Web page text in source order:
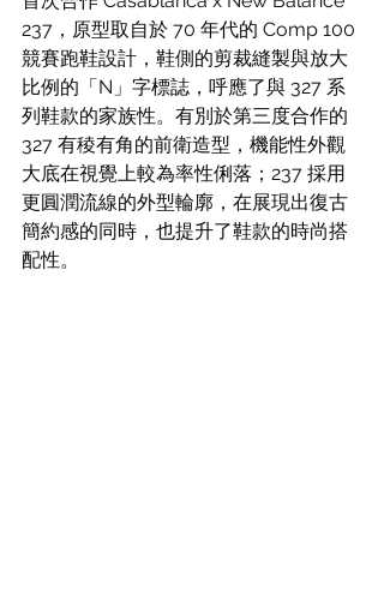
237，原型取自於 70 年代的 Comp 100
競賽跑鞋設計，鞋側的剪裁縫製與放大
比例的「N」字標誌，呼應了與 327 系
列鞋款的家族性。有別於第三度合作的
327 有稜有角的前衛造型，機能性外觀
大底在視覺上較為率性俐落；237 採用
更圓潤流線的外型輪廓，在展現出復古
簡約感的同時，也提升了鞋款的時尚搭
配性。